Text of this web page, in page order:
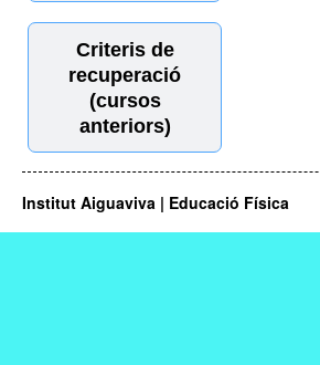
Criteris de
recuperació
(cursos
anteriors)
Institut Aiguaviva | Educació Física